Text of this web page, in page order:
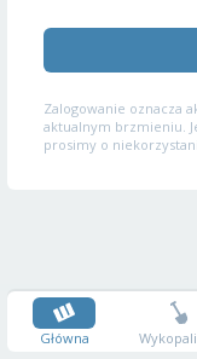
Zalogowanie oznacza
aktualnym brzmieniu.
prosimy o
Główna